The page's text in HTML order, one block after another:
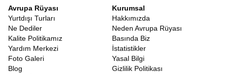
Avrupa Rüyası
Yurtdışı Turları
Ne Dediler
Kalite Politikamız
Yardım Merkezi
Foto Galeri
Blog
Kurumsal
Hakkımızda
Neden Avrupa Rüyası
Basında Biz
İstatistikler
Yasal Bilgi
Gizlilik Politikası